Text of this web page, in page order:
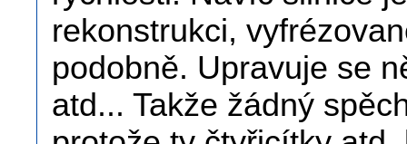
rekonstrukci,
podobně. Upravuje se
atd... Takže žádný